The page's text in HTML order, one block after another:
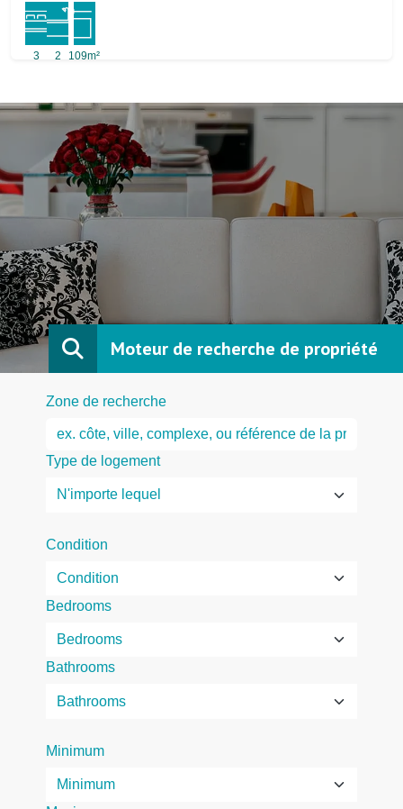
3 2 109m²
Moteur de recherche de propriété
Zone de recherche
Type de logement
Condition
Bedrooms
Bathrooms
Minimum